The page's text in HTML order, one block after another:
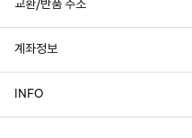
교환/반품 주소
계좌정보
INFO